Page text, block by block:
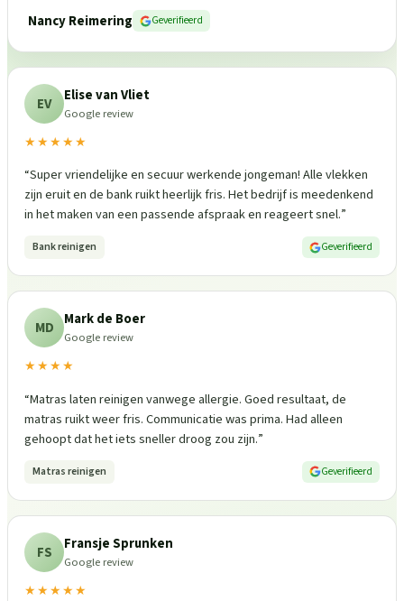
Nancy Reimering
Geverifieerd
EV Elise van Vliet
Google review
★★★★★
“Super vriendelijke en secuur werkende jongeman! Alle vlekken
zijn eruit en de bank ruikt heerlijk fris. Het bedrijf is meedenkend
in het maken van een passende afspraak en reageert snel.”
Bank reinigen Geverifieerd
MD Mark de Boer
Google review
★★★★
“Matras laten reinigen vanwege allergie. Goed resultaat, de
matras ruikt weer fris. Communicatie was prima. Had alleen
gehoopt dat het iets sneller droog zou zijn.”
Matras reinigen Geverifieerd
FS Fransje Sprunken
Google review
★★★★★